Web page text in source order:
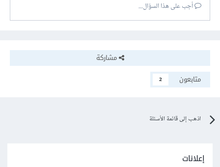
أجب على هذا السؤال...
مشاركة
متابعون
2
اذهب إلى قائمة الأسئلة
إعلانات